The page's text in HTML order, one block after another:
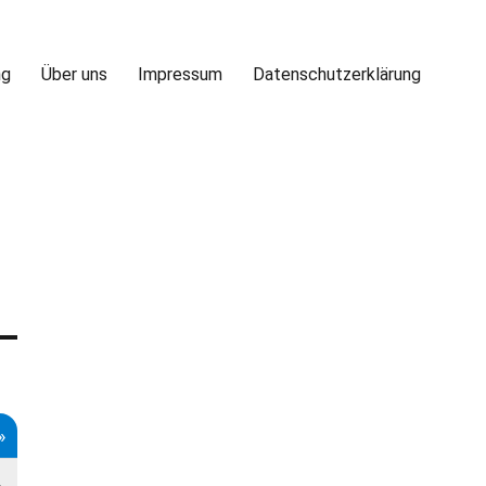
Über uns Impressum Datenschutzerklärung